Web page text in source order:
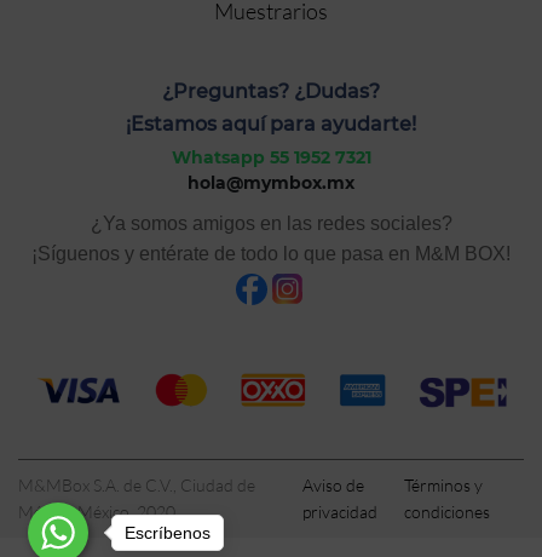
Muestrarios
¿Preguntas? ¿Dudas?
¡Estamos aquí para ayudarte!
Whatsapp 55 1952 7321
hola@mymbox.mx
¿Ya somos amigos en las redes sociales?
¡Síguenos y entérate de todo lo que pasa en M&M BOX!
M&MBox S.A. de C.V., Ciudad de
México, México, 2020
Aviso de
privacidad
Términos y
condiciones
Escríbenos